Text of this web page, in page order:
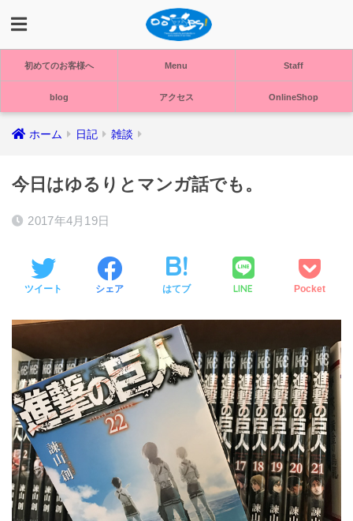
初めてのお客様へ Menu Staff
blog アクセス OnlineShop
ホーム 日記 雑談
今日はゆるりとマンガ話でも。
2017年4月19日
ツイート シェア はてブ LINE Pocket